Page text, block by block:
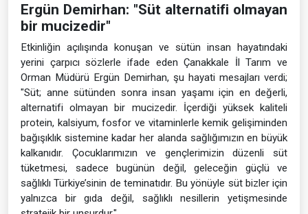
Ergün Demirhan: "Süt alternatifi olmayan
bir mucizedir"
Etkinliğin açılışında konuşan ve sütün insan hayatındaki
yerini çarpıcı sözlerle ifade eden Çanakkale İl Tarım ve
Orman Müdürü Ergün Demirhan, şu hayati mesajları verdi;
"Süt; anne sütünden sonra insan yaşamı için en değerli,
alternatifi olmayan bir mucizedir. İçerdiği yüksek kaliteli
protein, kalsiyum, fosfor ve vitaminlerle kemik gelişiminden
bağışıklık sistemine kadar her alanda sağlığımızın en büyük
kalkanıdır. Çocuklarımızın ve gençlerimizin düzenli süt
tüketmesi, sadece bugünün değil, geleceğin güçlü ve
sağlıklı Türkiye’sinin de teminatıdır. Bu yönüyle süt bizler için
yalnızca bir gıda değil, sağlıklı nesillerin yetişmesinde